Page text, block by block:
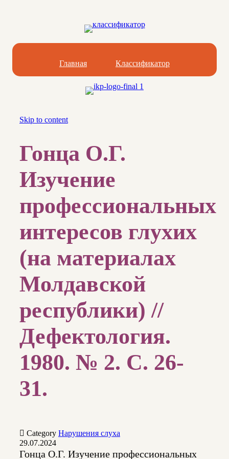
Главная Классификатор
Skip to content
Гонца О.Г.
Изучение
профессиональных
интересов глухих
(на материалах
Молдавской
республики) //
Дефектология.
1980. № 2. С. 26-
31.
 Category Нарушения слуха
29.07.2024
Гонца О.Г. Изучение профессиональных